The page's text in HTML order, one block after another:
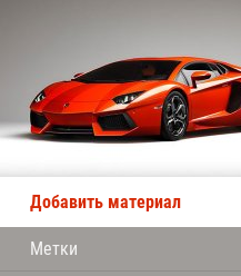
Добавить материал
Метки